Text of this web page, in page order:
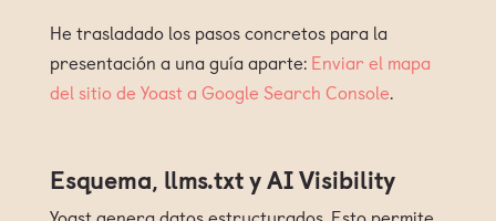
He trasladado los pasos concretos para la
presentación a una guía aparte: Enviar el mapa
del sitio de Yoast a Google Search Console.
Esquema, llms.txt y AI Visibility